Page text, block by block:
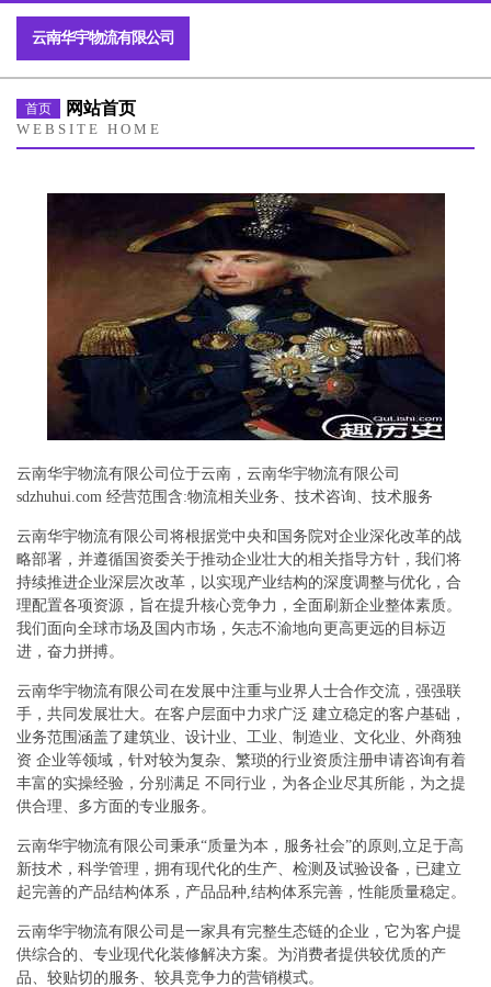
云南华宇物流有限公司
首页 网站首页
WEBSITE HOME
云南华宇物流有限公司位于云南，云南华宇物流有限公司
sdzhuhui.com 经营范围含:物流相关业务、技术咨询、技术服务
云南华宇物流有限公司将根据党中央和国务院对企业深化改革的战
略部署，并遵循国资委关于推动企业壮大的相关指导方针，我们将
持续推进企业深层次改革，以实现产业结构的深度调整与优化，合
理配置各项资源，旨在提升核心竞争力，全面刷新企业整体素质。
我们面向全球市场及国内市场，矢志不渝地向更高更远的目标迈
进，奋力拼搏。
云南华宇物流有限公司在发展中注重与业界人士合作交流，强强联
手，共同发展壮大。在客户层面中力求广泛 建立稳定的客户基础，
业务范围涵盖了建筑业、设计业、工业、制造业、文化业、外商独
资 企业等领域，针对较为复杂、繁琐的行业资质注册申请咨询有着
丰富的实操经验，分别满足 不同行业，为各企业尽其所能，为之提
供合理、多方面的专业服务。
云南华宇物流有限公司秉承“质量为本，服务社会”的原则,立足于高
新技术，科学管理，拥有现代化的生产、检测及试验设备，已建立
起完善的产品结构体系，产品品种,结构体系完善，性能质量稳定。
云南华宇物流有限公司是一家具有完整生态链的企业，它为客户提
供综合的、专业现代化装修解决方案。为消费者提供较优质的产
品、较贴切的服务、较具竞争力的营销模式。